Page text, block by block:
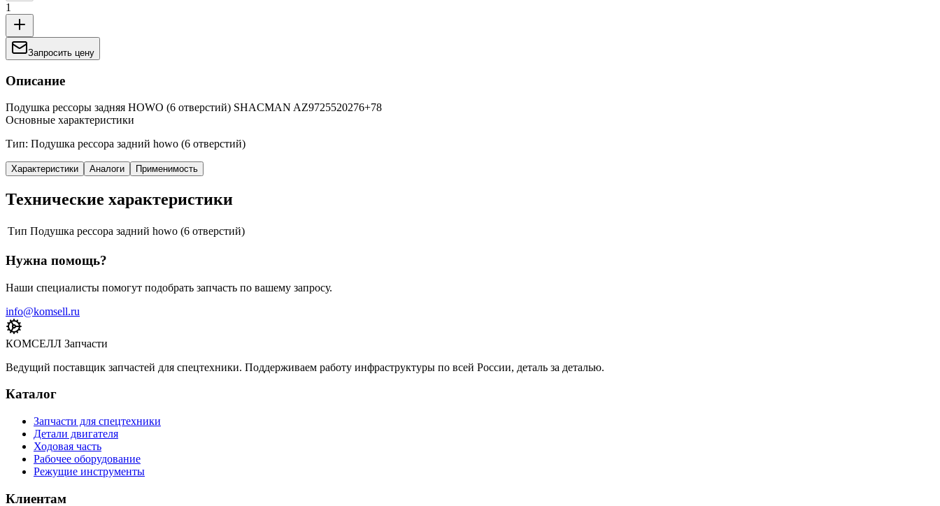
1
Запросить цену
Описание
Подушка рессоры задняя HOWO (6 отверстий) SHACMAN AZ9725520276+78
Основные характеристики
Тип: Подушка рессора задний howo (6 отверстий)
Характеристики Аналоги Применимость
Технические характеристики
Тип Подушка рессора задний howo (6 отверстий)
Нужна помощь?
Наши специалисты помогут подобрать запчасть по вашему запросу.
info@komsell.ru
КОМСЕЛЛ Запчасти
Ведущий поставщик запчастей для спецтехники. Поддерживаем работу инфраструктуры по всей России, деталь за деталью.
Каталог
Запчасти для спецтехники
Детали двигателя
Ходовая часть
Рабочее оборудование
Режущие инструменты
Клиентам